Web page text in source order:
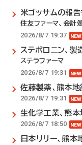
米ゴッサムの報
住友ファーマ、会計
2026/8/7 19:37
ステボロニン、
ステラファーマ
2026/8/7 19:31
佐藤製薬、熊本
2026/8/7 19:31
生化学工業、熊
2026/8/7 18:50
日本リリー、熊